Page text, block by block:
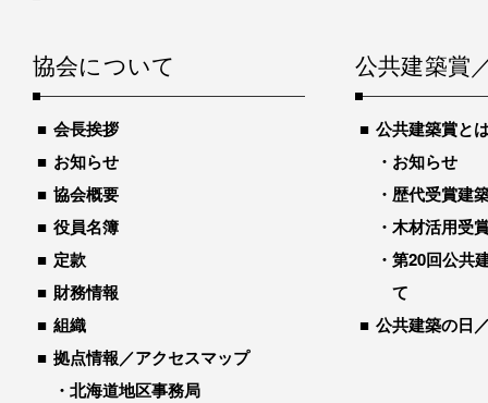
協会について
会長挨拶
お知らせ
協会概要
役員名簿
定款
財務情報
組織
拠点情報／アクセスマップ
北海道地区事務局
公共建築賞
公共建築賞と
お知らせ
歴代受賞建
木材活用受
第20回公共
て
公共建築の日